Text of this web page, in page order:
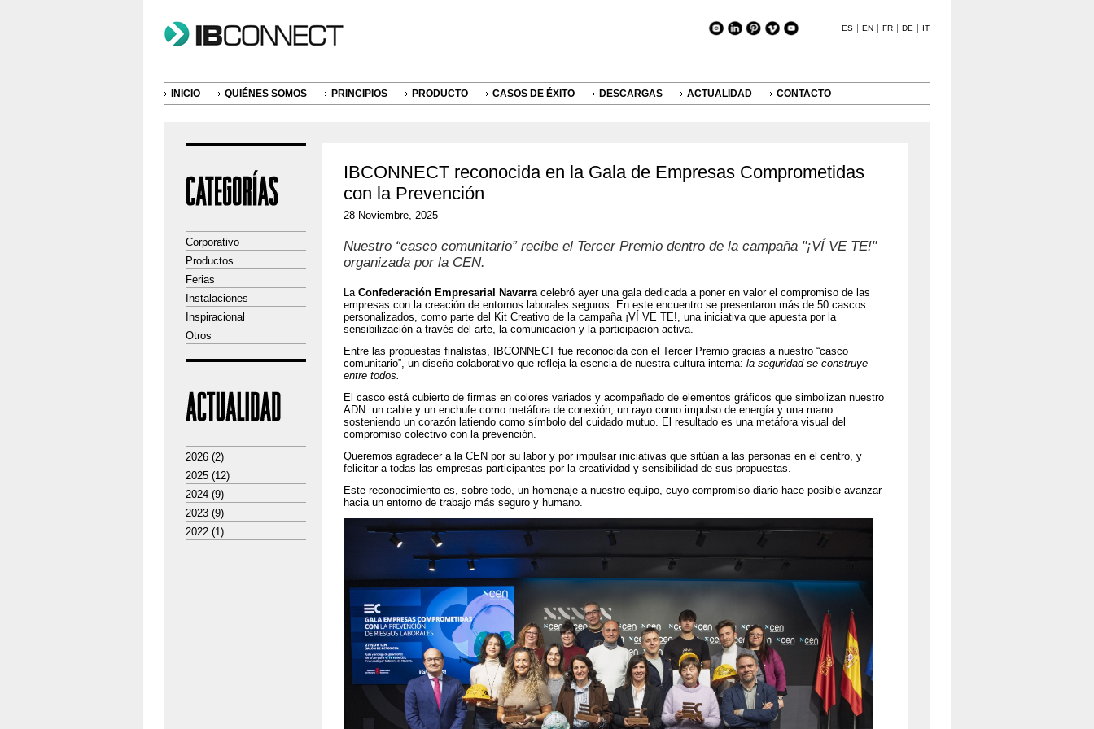
ES EN FR DE IT
INICIO QUIÉNES SOMOS PRINCIPIOS PRODUCTO CASOS DE ÉXITO DESCARGAS ACTUALIDAD CONTACTO
Corporativo
Productos
Ferias
Instalaciones
Inspiracional
Otros
2026 (2)
2025 (12)
2024 (9)
2023 (9)
2022 (1)
IBCONNECT reconocida en la Gala de Empresas Comprometidas
con la Prevención
28 Noviembre, 2025
Nuestro “casco comunitario” recibe el Tercer Premio dentro de la campaña "¡VÍ VE TE!"
organizada por la CEN.
La Confederación Empresarial Navarracelebró ayer una gala dedicada a poner en valor el compromiso de las
empresas con la creación de entornos laborales seguros. En este encuentro se presentaron más de 50 cascos
personalizados, como parte del Kit Creativo de la campaña ¡VÍ VE TE!, una iniciativa que apuesta por la
sensibilización a través del arte, la comunicación y la participación activa.
Entre las propuestas finalistas, IBCONNECT fue reconocida con el Tercer Premio gracias a nuestro “casco
comunitario”, un diseño colaborativo que refleja la esencia de nuestra cultura interna: la seguridad se construye
entre todos.
El casco está cubierto de firmas en colores variados y acompañado de elementos gráficos que simbolizan nuestro
ADN: un cable y un enchufe como metáfora de conexión, un rayo como impulso de energía y una mano
sosteniendo un corazón latiendo como símbolo del cuidado mutuo. El resultado es una metáfora visual del
compromiso colectivo con la prevención.
Queremos agradecer a la CEN por su labor y por impulsar iniciativas que sitúan a las personas en el centro, y
felicitar a todas las empresas participantes por la creatividad y sensibilidad de sus propuestas.
Este reconocimiento es, sobre todo, un homenaje a nuestro equipo, cuyo compromiso diario hace posible avanzar
hacia un entorno de trabajo más seguro y humano.